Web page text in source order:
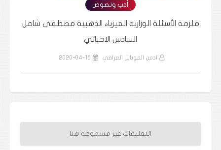
أدب ونصوص
ملزمة الرياضيات الصف السادس الاحيائي الاستاذ علي
ضياء عبدالستار
ادمن الموبايل العراقي 2020-04-16
التعليقات غير مسموحة هنا